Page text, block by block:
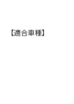
【適合車種】